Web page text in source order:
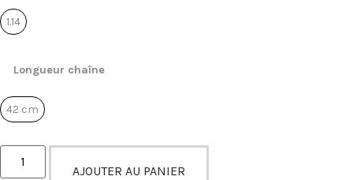
750 ‰
1.14
1.14
Longueur chaîne
cm
42 cm
AJOUTER AU PANIER